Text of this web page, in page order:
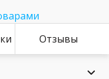
Отзывы